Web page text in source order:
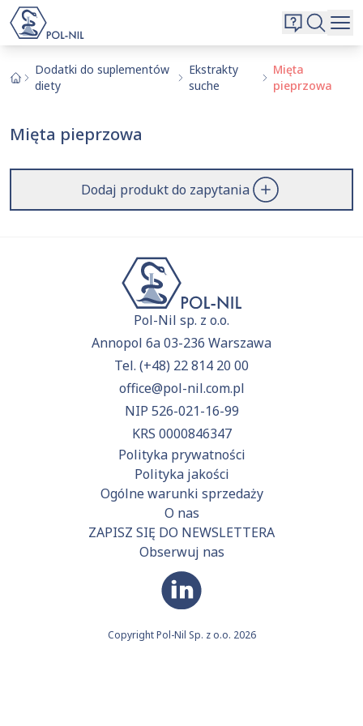
O nas
Kontakt
Dodatki do suplementów
diety
Ekstrakty
suche
Mięta
pieprzowa
Mięta pieprzowa
Dodaj produkt do zapytania
Pol-Nil sp. z o.o.
Annopol 6a 03-236 Warszawa
Tel. (+48) 22 814 20 00
office@pol-nil.com.pl
NIP 526-021-16-99
KRS 0000846347
Polityka prywatności
Polityka jakości
Ogólne warunki sprzedaży
O nas
ZAPISZ SIĘ DO NEWSLETTERA
Obserwuj nas
Copyright Pol-Nil Sp. z o.o. 2026
Wybrane surowce i substancje
Aktualnie niczego nie dodałeś do zapytania.
Wyszukiwarka
Szukaj